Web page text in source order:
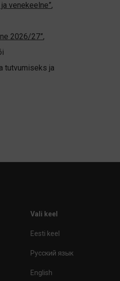
venekeelne”,
2026/27”,
tutvumiseks ja
Vali keel
Eesti keel
Русский язык
English